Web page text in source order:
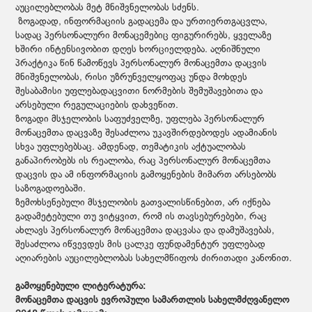
აუცილებლობას მეტ მნიშვნელობას სძენს.
ზოგადად, ინფორმაციის გადაცემა და ურთიერთგაცვლა,
სადაც პერსონალური მონაცემებიც ფიგურირებს, ყველაზე
ხშირი ინტენსივობით დღეს ხორციელდება. აღნიშნული
პრაქტიკა წინ წამოწევს პერსონალურ მონაცემთა დაცვის
მნიშვნელობას, რისი უზრუნველყოფაც უნდა მოხდეს
შესაბამისი უფლებადაცვითი ნორმების შემუშავებითა და
არსებული რეგულაციების დახვეწით.
ზოგადი მსჯელობის საფუძველზე, უფლება პერსონალურ
მონაცემთა დაცვაზე შესაძლოა უკავშირდებოდეს ადამიანის
სხვა უფლებებსაც. ამდენად, თემატიკის აქტუალობას
განაპირობებს ის რეალობა, რაც პერსონალურ მონაცემთა
დაცვის და ამ ინფორმაციის გამოყენების მიმართ არსებობს
საზოგადოებაში.
ზემოხსენებული მსჯელობის გათვალისწინებით, არ იქნება
გადამეტებული თუ ვიტყვით, რომ ის თავსებურებები, რაც
ახლავს პერსონალურ მონაცემთა დაცვასა და დამუშავებას,
შესაძლოა იწვევდეს მის ცალკე ფუნდამენტურ უფლებად
აღიარების აუცილებლობას სახელმწიფოს ძირითადი კანონით.
გამოყენებული ლიტერატურა:
მონაცემთა დაცვის ევროპული სამართლის სახელმძღვანელო